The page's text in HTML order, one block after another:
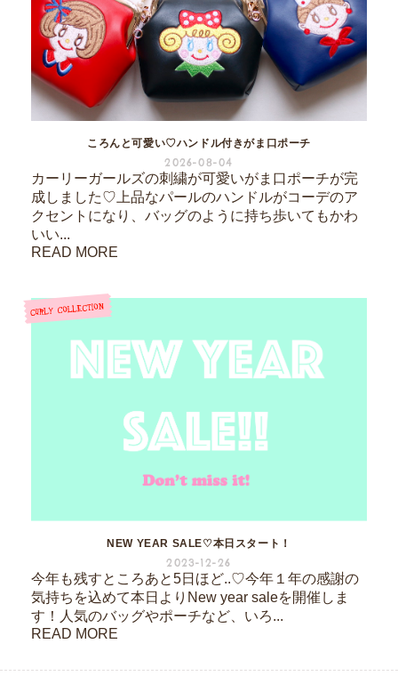
ころんと可愛い♡ハンドル付きがま口ポーチ
2026-08-04
カーリーガールズの刺繍が可愛いがま口ポーチが完
成しました♡上品なパールのハンドルがコーデのア
クセントになり、バッグのように持ち歩いてもかわ
いい...
READ MORE
NEW YEAR SALE♡本日スタート！
2023-12-26
今年も残すところあと5日ほど..♡今年１年の感謝の
気持ちを込めて本日よりNew year saleを開催しま
す！人気のバッグやポーチなど、いろ...
READ MORE